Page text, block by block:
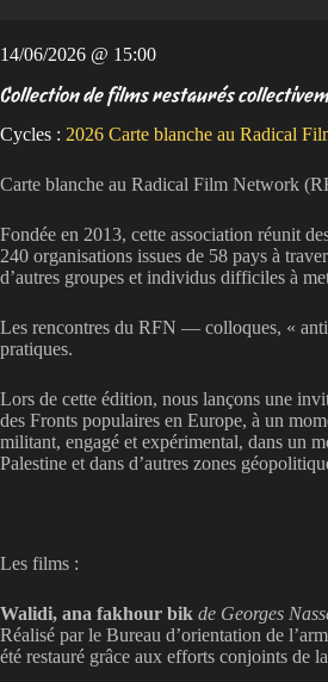
14/06/2026 @ 15:00
Collection de films restaurés
Cycles : 2026 Carte blanche au Radical
Carte blanche au Radical Film Network
Fondée en 2013, cette association réunit
240 organisations issues de 58 pays à
d’autres groupes et individus difficiles à
Les rencontres du RFN — colloques, «
pratiques.
Lors de cette édition, nous lançons une
des Fronts populaires en Europe, à un
militant, engagé et expérimental, dans un
Palestine et dans d’autres zones
Les films :
Walidi, ana fakhour bik de Georges
Réalisé par le Bureau d’orientation de
été restauré grâce aux efforts conjoints de